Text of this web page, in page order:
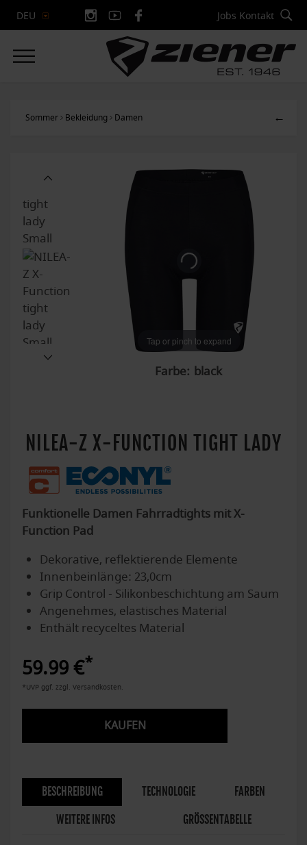
DEU Jobs Kontakt
Sommer Bekleidung Damen ←
Tap or pinch to expand
Farbe:
Tap or pinch to expand
Tap or pinch to expand
Tap or pinch to expand
Tap or pinch to expand
NILEA-Z X-FUNCTION TIGHT LADY
Funktionelle Damen Fahrradtights mit X-
Function Pad
Dekorative, reflektierende Elemente
Innenbeinlänge: 23,0cm
Grip Control - Silikonbeschichtung am Saum
Angenehmes, elastisches Material
Enthält recyceltes Material
59.99 €*
*UVP ggf. zzgl. Versandkosten.
KAUFEN
BESCHREIBUNG TECHNOLOGIE FARBEN
WEITERE INFOS GRÖSSENTABELLE